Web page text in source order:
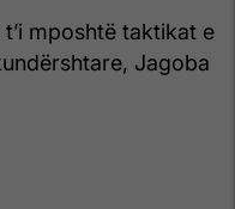
mposhtë taktikat e
Jagoba